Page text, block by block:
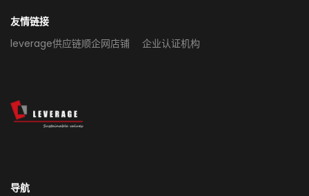
友情链接
leverage供应链顺企网店铺
企业认证机构
导航